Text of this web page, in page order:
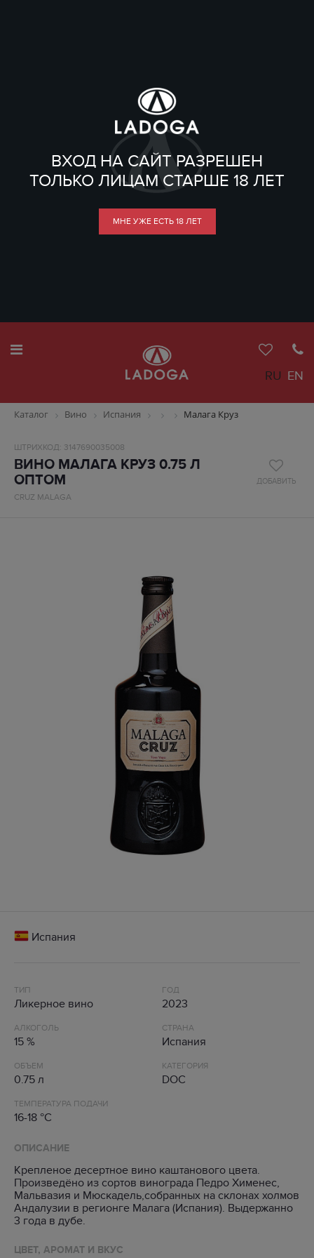
ВХОД НА САЙТ РАЗРЕШЕН
ТОЛЬКО ЛИЦАМ СТАРШЕ 18 ЛЕТ
МНЕ УЖЕ ЕСТЬ 18 ЛЕТ
RU EN
Каталог Вино Испания Малага Круз
ШТРИХКОД: 3147690035008
ВИНО МАЛАГА КРУЗ 0.75 Л
ОПТОМ
CRUZ MALAGA
ДОБАВИТЬ
Испания
ТИП
Ликерное вино
АЛКОГОЛЬ
15 %
ОБЪЕМ
0.75 л
ТЕМПЕРАТУРА ПОДАЧИ
16-18 °C
ГОД
2023
СТРАНА
Испания
КАТЕГОРИЯ
DOC
ОПИСАНИЕ
Крепленое десертное вино каштанового цвета.
Произведёно из сортов винограда Педро Хименес,
Мальвазия и Мюскадель,собранных на склонах холмов
Андалузии в регионге Малага (Испания). Выдержанно
3 года в дубе.
ЦВЕТ, АРОМАТ И ВКУС